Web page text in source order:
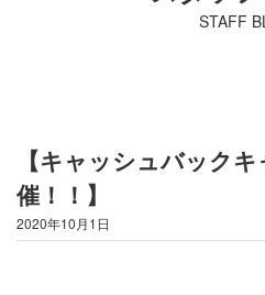
STAFF
【キャッシュバック
催！！】
2020年10月1日